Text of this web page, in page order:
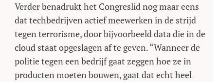
Verder benadrukt het Congreslid nog maar eens
dat techbedrijven actief meewerken in de strijd
tegen terrorisme, door bijvoorbeeld data die in de
cloud staat opgeslagen af te geven. “Wanneer de
politie tegen een bedrijf gaat zeggen hoe ze in
producten moeten bouwen, gaat dat echt heel